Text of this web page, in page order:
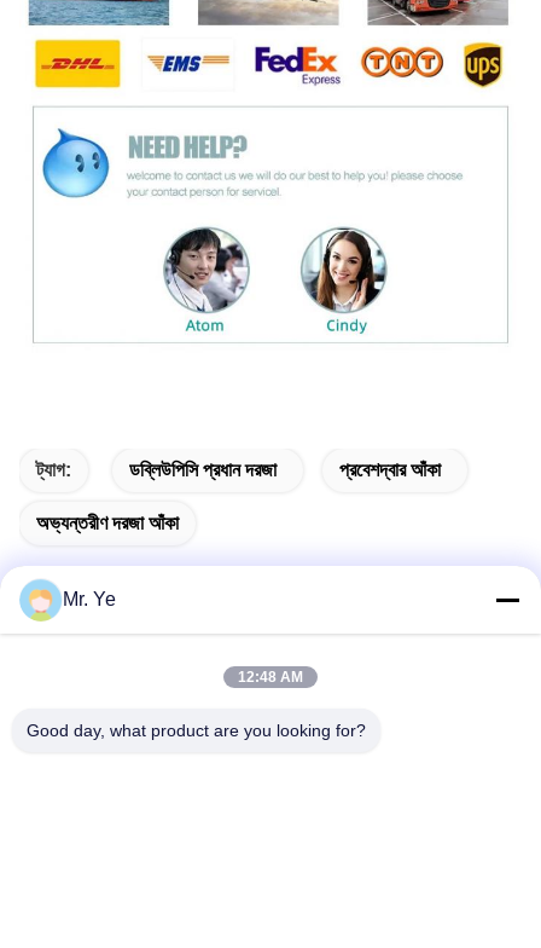
ট্যাগ: ডব্লিউপিসি প্রধান দরজা প্রবেশদ্বার আঁকা
অভ্যন্তরীণ দরজা আঁকা
ঠিকানা
Mr. Ye
12:48 AM
Good day, what product are you looking for?